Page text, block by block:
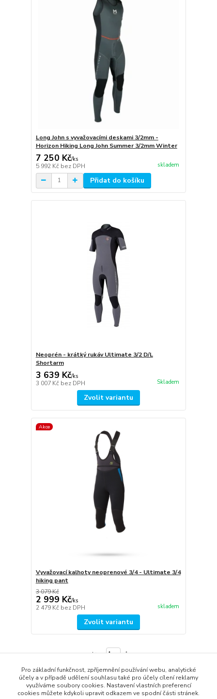
Long John s vyvažovacími deskami 3/2mm -
Horizon Hiking Long John Summer 3/2mm Winter
7 250 Kč/ks
5 992 Kč bez DPH skladem
Přidat do košíku
Neoprén - krátký rukáv Ultimate 3/2 D/L
Shortarm
3 639 Kč/ks
3 007 Kč bez DPH Skladem
Zvolit variantu
Akce
Vyvažovací kalhoty neoprenové 3/4 - Ultimate 3/4
hiking pant
3 079 Kč
2 999 Kč/ks
2 479 Kč bez DPH skladem
Zvolit variantu
strana z 1
Pro základní funkčnost, zpříjemnění používání webu, analytické
účely a v případě udělení souhlasu také pro účely cílení reklamy
využíváme soubory cookies. Nastavení vlastních preferencí
cookies můžete kdykoli upravit odkazem ve spodní části stránek.